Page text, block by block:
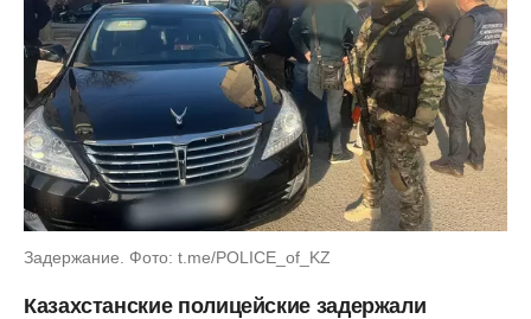
Задержание. Фото: t.me/POLICE_of_KZ
Казахстанские полицейские задержали